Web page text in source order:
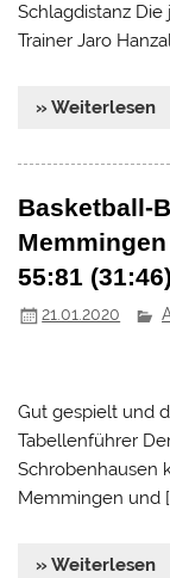
Schlagdistanz
Trainer Jaro
» Weiterlesen
Basketball-
55:81 (31:46)
21.01.2020
Gut gespielt und
Tabellenführer
Schrobenhausen
Memmingen und
» Weiterlesen